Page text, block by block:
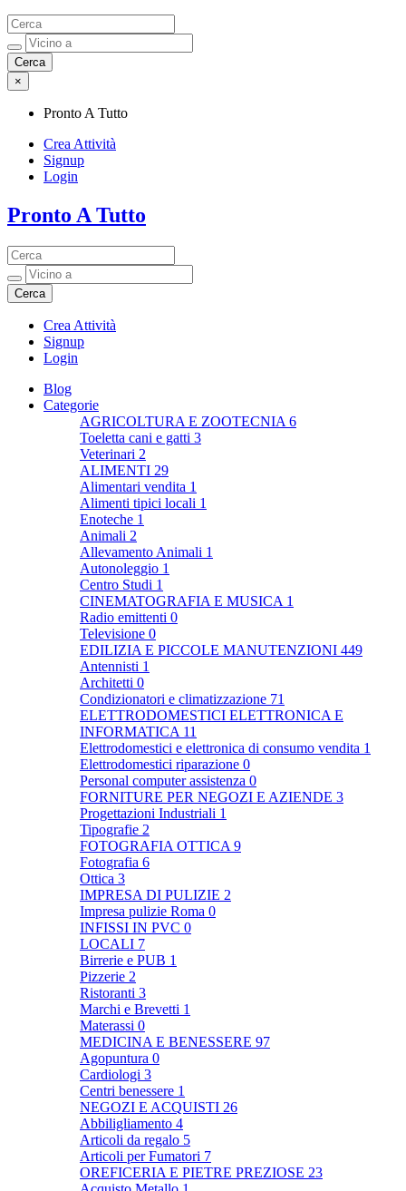
×
Pronto A Tutto
Crea Attività
Signup
Login
Pronto A Tutto
Pronto A Tutto
Crea Attività
Signup
Login
Blog
Categorie
AGRICOLTURA E ZOOTECNIA 6
Toeletta cani e gatti 3
Veterinari 2
ALIMENTI 29
Alimentari vendita 1
Alimenti tipici locali 1
Enoteche 1
Animali 2
Allevamento Animali 1
Autonoleggio 1
Centro Studi 1
CINEMATOGRAFIA E MUSICA 1
Radio emittenti 0
Televisione 0
EDILIZIA E PICCOLE MANUTENZIONI 449
Antennisti 1
Architetti 0
Condizionatori e climatizzazione 71
ELETTRODOMESTICI ELETTRONICA E
INFORMATICA 11
Elettrodomestici e elettronica di consumo vendita 1
Elettrodomestici riparazione 0
Personal computer assistenza 0
FORNITURE PER NEGOZI E AZIENDE 3
Progettazioni Industriali 1
Tipografie 2
FOTOGRAFIA OTTICA 9
Fotografia 6
Ottica 3
IMPRESA DI PULIZIE 2
Impresa pulizie Roma 0
INFISSI IN PVC 0
LOCALI 7
Birrerie e PUB 1
Pizzerie 2
Ristoranti 3
Marchi e Brevetti 1
Materassi 0
MEDICINA E BENESSERE 97
Agopuntura 0
Cardiologi 3
Centri benessere 1
NEGOZI E ACQUISTI 26
Abbiligliamento 4
Articoli da regalo 5
Articoli per Fumatori 7
OREFICERIA E PIETRE PREZIOSE 23